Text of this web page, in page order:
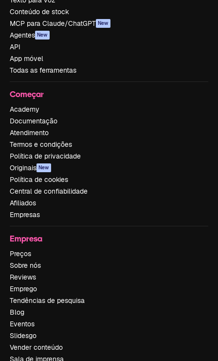
Conteúdo de stock
MCP para Claude/ChatGPT New
Agentes New
API
App móvel
Todas as ferramentas
Começar
Academy
Documentação
Atendimento
Termos e condições
Política de privacidade
Originais New
Política de cookies
Central de confiabilidade
Afiliados
Empresas
Empresa
Preços
Sobre nós
Reviews
Emprego
Tendências de pesquisa
Blog
Eventos
Slidesgo
Vender conteúdo
Sala de imprensa